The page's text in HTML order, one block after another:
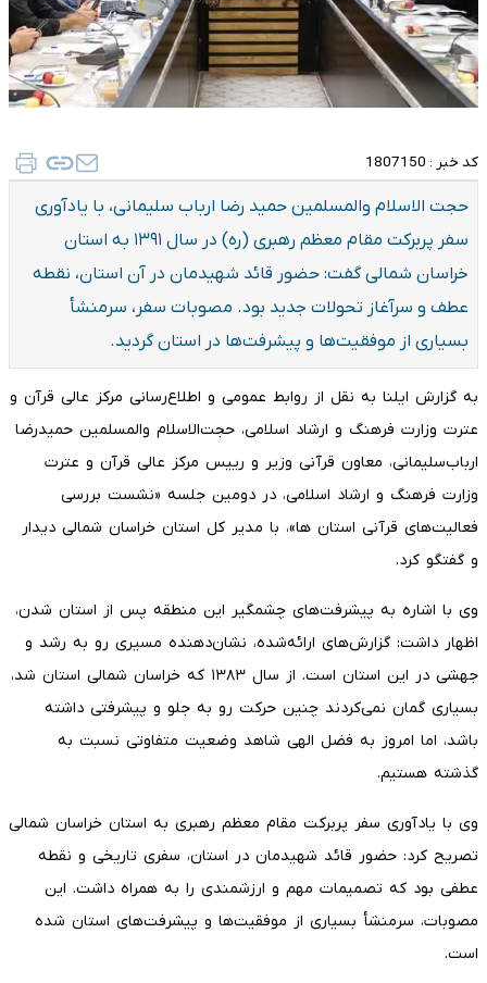
کد خبر : 1807150
حجت الاسلام والمسلمین حمید رضا ارباب سلیمانی، با یادآوری
سفر پربرکت مقام معظم رهبری (ره) در سال ۱۳۹۱ به استان
خراسان شمالی گفت: حضور قائد شهیدمان در آن استان، نقطه
عطف و سرآغاز تحولات جدید بود. مصوبات سفر، سرمنشأ
بسیاری از موفقیت‌ها و پیشرفت‌ها در استان گردید.
به گزارش ایلنا به نقل از روابط عمومی و اطلاع‌رسانی مرکز عالی قرآن و
عترت وزارت فرهنگ و ارشاد اسلامی، حجت‌الاسلام والمسلمین حمیدرضا
ارباب‌سلیمانی، معاون قرآنی وزیر و رییس مرکز عالی قرآن و عترت
وزارت فرهنگ و ارشاد اسلامی، در دومین جلسه «نشست بررسی
فعالیت‌های قرآنی استان ها»، با مدیر کل استان خراسان شمالی دیدار
و گفتگو کرد.
وی با اشاره به پیشرفت‌های چشمگیر این منطقه پس از استان شدن،
اظهار داشت: گزارش‌های ارائه‌شده، نشان‌دهنده مسیری رو به رشد و
جهشی در این استان است. از سال ۱۳۸۳ که خراسان شمالی استان شد،
بسیاری گمان نمی‌کردند چنین حرکت رو به جلو و پیشرفتی داشته
باشد، اما امروز به فضل الهی شاهد وضعیت متفاوتی نسبت به
گذشته هستیم.
وی با یادآوری سفر پربرکت مقام معظم رهبری به استان خراسان شمالی
تصریح کرد: حضور قائد شهیدمان در استان، سفری تاریخی و نقطه
عطفی بود که تصمیمات مهم و ارزشمندی را به همراه داشت. این
مصوبات، سرمنشأ بسیاری از موفقیت‌ها و پیشرفت‌های استان شده
است.